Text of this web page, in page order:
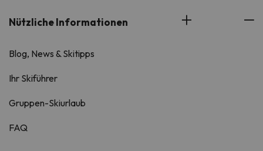
Nützliche Informationen
Blog, News & Skitipps
Ihr Skiführer
Gruppen-Skiurlaub
FAQ